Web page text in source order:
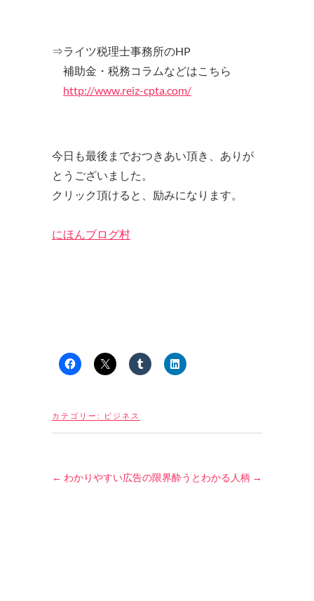
⇒ライツ税理士事務所のHP
補助金・税務コラムなどはこちら
http://www.reiz-cpta.com/
今日も最後までおつきあい頂き、ありが
とうございました。
クリック頂けると、励みになります。
にほんブログ村
カテゴリー: ビジネス
← わかりやすい広告の限界酔うとわかる人柄 →